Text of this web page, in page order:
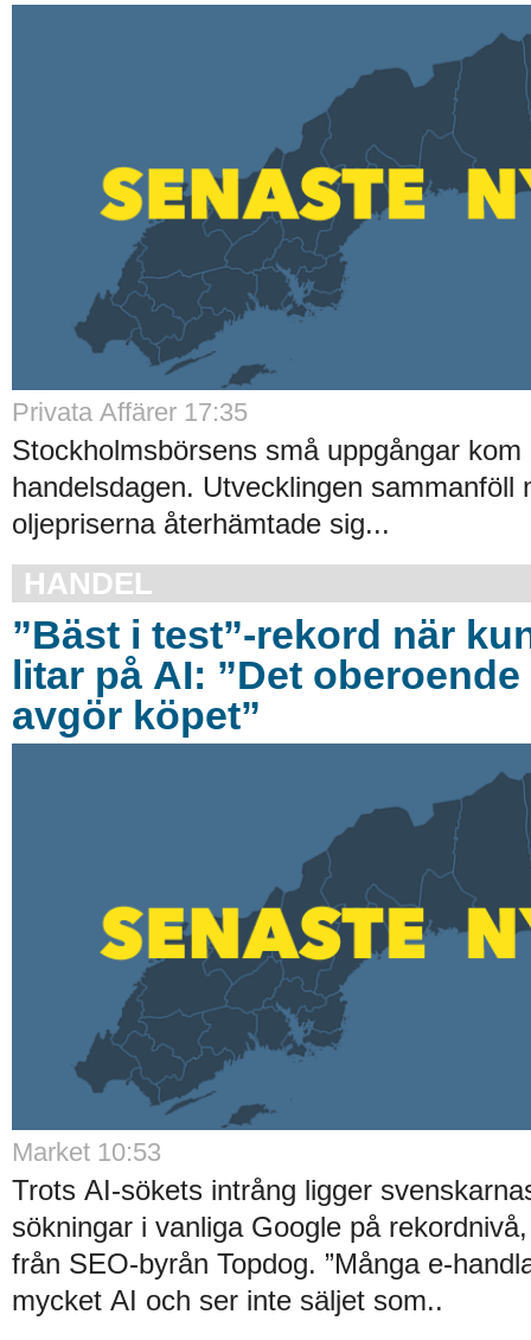
Privata Affärer 17:35
Stockholmsbörsens små uppgångar
handelsdagen. Utvecklingen sammanföll
oljepriserna återhämtade sig...
HANDEL
”Bäst i test”-rekord när
litar på AI: ”Det
avgör köpet”
Market 10:53
Trots AI-sökets intrång ligger
sökningar i vanliga Google på
från SEO-byrån Topdog. ”Många e-
mycket AI och ser inte säljet som..